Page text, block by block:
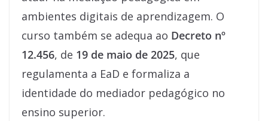
ambientes digitais de aprendizagem. O
curso também se adequa ao Decreto nº
12.456, de 19 de maio de 2025, que
regulamenta a EaD e formaliza a
identidade do mediador pedagógico no
ensino superior.